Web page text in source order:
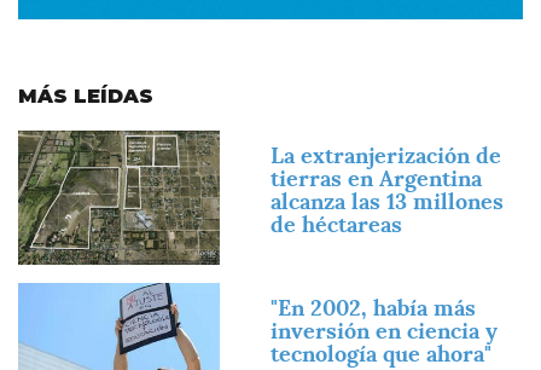
MÁS LEÍDAS
Imagen
La extranjerización de
tierras en Argentina
alcanza las 13 millones
de héctareas
"En 2002, había más
inversión en ciencia y
tecnología que ahora"